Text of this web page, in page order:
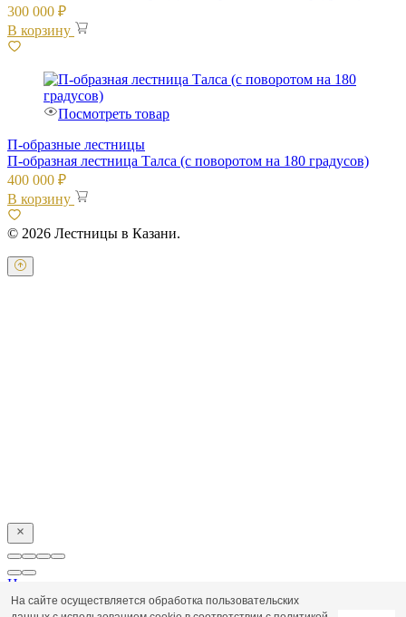
300 000 ₽
В корзину
Посмотреть товар
П-образные лестницы
П-образная лестница Талса (с поворотом на 180 градусов)
400 000 ₽
В корзину
© 2026 Лестницы в Казани.
Напишите нам
На сайте осуществляется обработка пользовательских